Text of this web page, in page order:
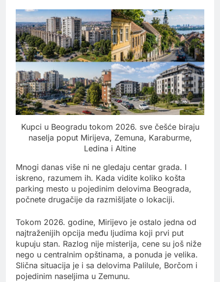
Kupci u Beogradu tokom 2026. sve češće biraju
naselja poput Mirijeva, Zemuna, Karaburme,
Ledina i Altine
Mnogi danas više ni ne gledaju centar grada. I
iskreno, razumem ih. Kada vidite koliko košta
parking mesto u pojedinim delovima Beograda,
počnete drugačije da razmišljate o lokaciji.
Tokom 2026. godine, Mirijevo je ostalo jedna od
najtraženijih opcija među ljudima koji prvi put
kupuju stan. Razlog nije misterija, cene su još niže
nego u centralnim opštinama, a ponuda je velika.
Slična situacija je i sa delovima Palilule, Borčom i
pojedinim naseljima u Zemunu.